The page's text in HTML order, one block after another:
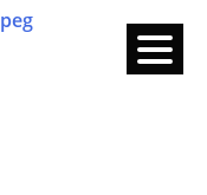
de escola